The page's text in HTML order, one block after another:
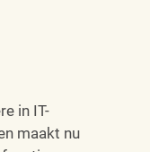
in IT-
maakt nu